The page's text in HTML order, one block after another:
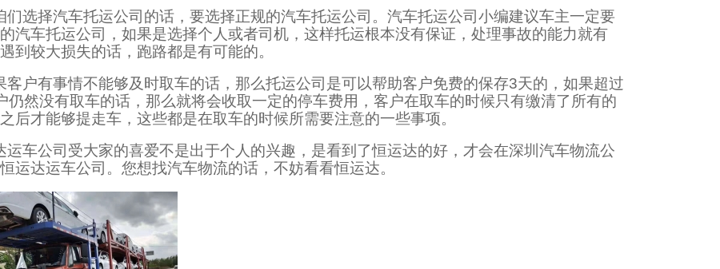
们选择汽车托运公司的话，要选择正规的汽车托运公司。汽车托运公司小编建议车主一定要
汽车托运公司，如果是选择个人或者司机，这样托运根本没有保证，处理事故的能力就有
到较大损失的话，跑路都是有可能的。
客户有事情不能够及时取车的话，那么托运公司是可以帮助客户免费的保存3天的，如果超过
仍然没有取车的话，那么就将会收取一定的停车费用，客户在取车的时候只有缴清了所有的
后才能够提走车，这些都是在取车的时候所需要注意的一些事项。
运车公司受大家的喜爱不是出于个人的兴趣，是看到了恒运达的好，才会在深圳汽车物流公
运达运车公司。您想找汽车物流的话，不妨看看恒运达。